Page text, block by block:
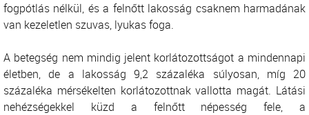
fogpótlás nélkül, és a felnőtt lakosság csaknem harmadának
van kezeletlen szuvas, lyukas foga.
A betegség nem mindig jelent korlátozottságot a mindennapi
életben, de a lakosság 9,2 százaléka súlyosan, míg 20
százaléka mérsékelten korlátozottnak vallotta magát. Látási
nehézségekkel küzd a felnőtt népesség fele, a